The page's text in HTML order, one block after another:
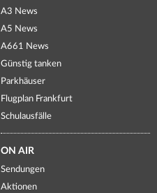
A3 News
A5 News
A661 News
Günstig tanken
Parkhäuser
Flugplan Frankfurt
Schulausfälle
ON AIR
Sendungen
Aktionen